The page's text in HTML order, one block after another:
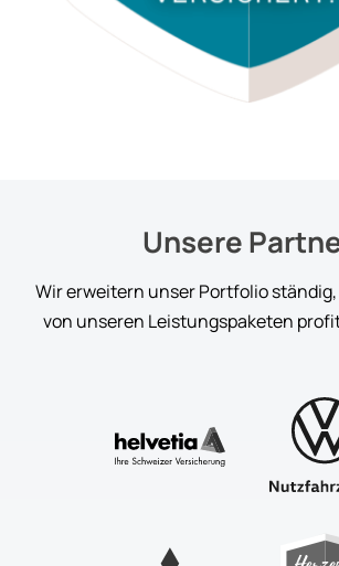
Unsere
Wir erweitern unser Portfolio
von unseren Leistungspaketen